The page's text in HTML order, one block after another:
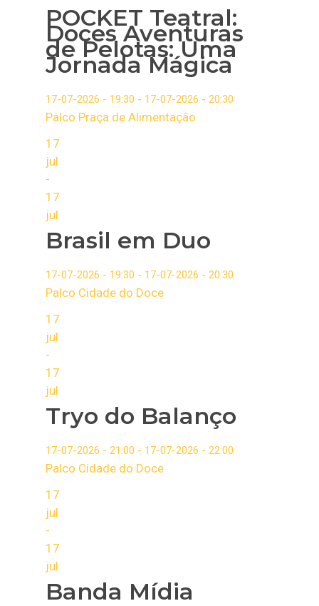
POCKET Teatral:
Doces Aventuras
de Pelotas: Uma
Jornada Mágica
17-07-2026 - 19:30 - 17-07-2026 - 20:30
Palco Praça de Alimentação
17
jul
-
17
jul
Brasil em Duo
17-07-2026 - 19:30 - 17-07-2026 - 20:30
Palco Cidade do Doce
17
jul
-
17
jul
Tryo do Balanço
17-07-2026 - 21:00 - 17-07-2026 - 22:00
Palco Cidade do Doce
17
jul
-
17
jul
Banda Mídia